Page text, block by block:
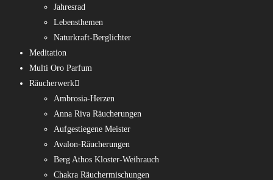
Jahresrad
Lebensthemen
Naturkraft-Berglichter
Meditation
Multi Oro Parfum
Räucherwerk
Ambrosia-Herzen
Anna Riva Räucherungen
Aufgestiegene Meister
Avalon-Räucherungen
Berg Athos Kloster-Weihrauch
Chakra Räuchermischungen